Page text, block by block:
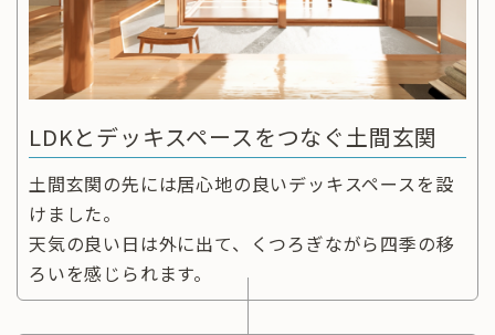
LDKとデッキスペースをつなぐ土間玄関
土間玄関の先には居心地の良いデッキスペースを設
けました。
天気の良い日は外に出て、くつろぎながら四季の移
ろいを感じられます。